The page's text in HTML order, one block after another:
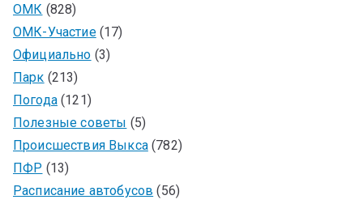
ОМК (828)
ОМК-Участие(17)
Официально (3)
Парк (213)
Погода(121)
Полезные советы (5)
Происшествия Выкса(782)
ПФР (13)
Расписание автобусов (56)